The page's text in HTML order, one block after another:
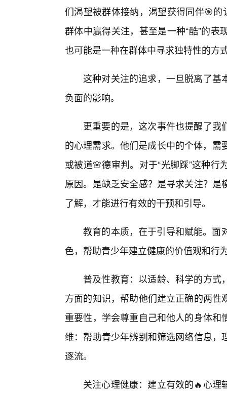
们渴望被群体接纳，渴望获得同伴🎯
群体中赢得关注，甚至是一种“酷”的
也可能是一种在群体中寻求独特性的方
这种对关注的追求，一旦脱离了基
负面的影响。
更重要的是，这次事件也提醒了
的心理需求。他们是成长中的个体，
或被道🌸德审判。对于“光脚踩”这种
原因。是缺乏安全感？是寻求关注？
了解，才能进行有效的干预和引导。
教育的本质，在于引导和赋能。面
色，帮助青少年建立健康的价值观和行
普及性教育：以适龄、科学的方
方面的知识，帮助他们建立正确的两
重要性，学会尊重自己和他人的身体
维：帮助青少年辨别和筛选网络信息
逐流。
关注心理健康：建立有效的🔥心